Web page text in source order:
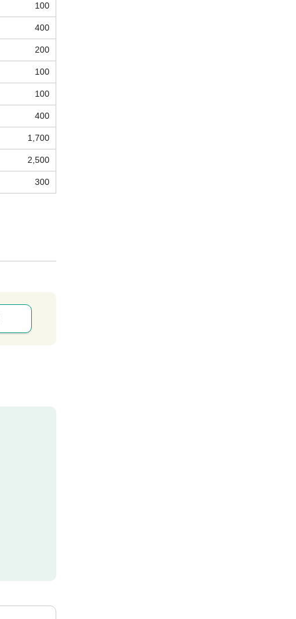
100
400
200
100
100
400
1,700
2,500
300